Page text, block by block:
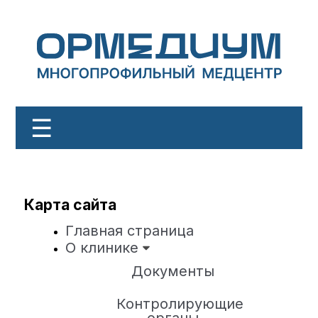
☰
ОМС
Карта сайта
Главная страница
О клинике
Документы
Контролирующие